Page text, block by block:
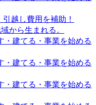
越し費用を補助！
から生まれる。
・建てる・事業を始める
・建てる・事業を始める
・建てる・事業を始める